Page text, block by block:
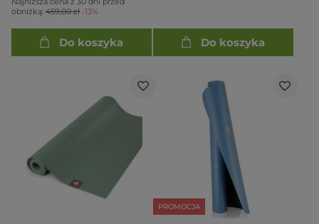
obniżką: 459,00 zł -13%
Do koszyka Do koszyka
PROMOCJA